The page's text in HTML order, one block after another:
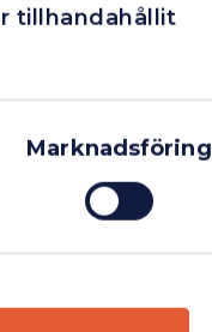
tillhandahållit
Marknadsföring